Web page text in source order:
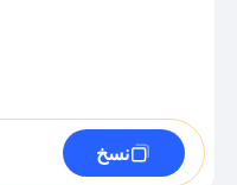
نسخ